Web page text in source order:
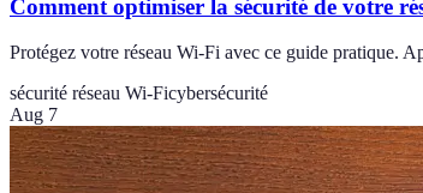
Comment optimiser la sécurité de votre
Protégez votre réseau Wi-Fi avec ce guide pratique.
sécurité réseau Wi-Ficybersécurité
Aug 7